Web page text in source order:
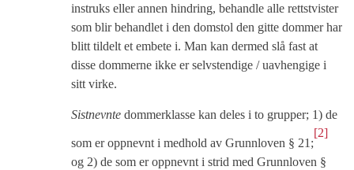
instruks eller annen hindring, behandle alle rettstvister
som blir behandlet i den domstol den gitte dommer har
blitt tildelt et embete i. Man kan dermed slå fast at
disse dommerne ikke er selvstendige / uavhengige i
sitt virke.
Sistnevnte dommerklasse kan deles i to grupper; 1) de
som er oppnevnt i medhold av Grunnloven § 21;
[2]
og 2) de som er oppnevnt i strid med Grunnloven §